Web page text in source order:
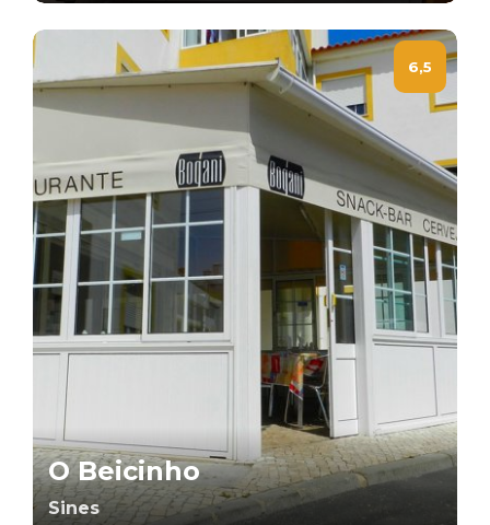
6,5
O Beicinho
Sines